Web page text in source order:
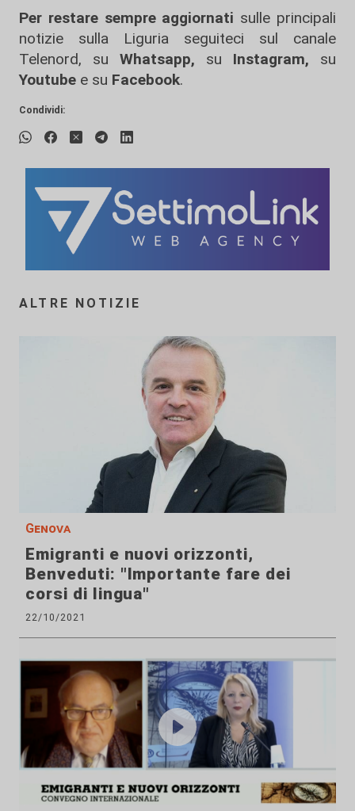
Per restare sempre aggiornati sulle principali
notizie sulla Liguria seguiteci sul canale
Telenord, su
Whatsapp, su Instagram, su
Youtube e su Facebook.
Condividi:
ALTRE NOTIZIE
Genova
Emigranti e nuovi orizzonti,
Benveduti: "Importante fare dei
corsi di lingua"
22/10/2021